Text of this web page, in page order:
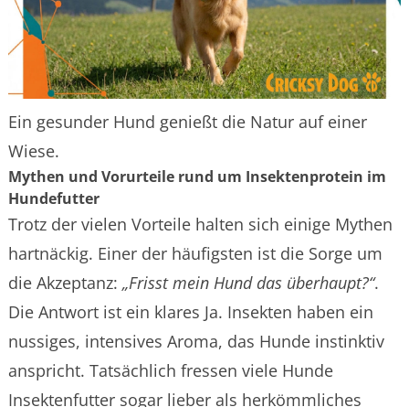
Ein gesunder Hund genießt die Natur auf einer
Wiese.
Mythen und Vorurteile rund um Insektenprotein im
Hundefutter
Trotz der vielen Vorteile halten sich einige Mythen
hartnäckig. Einer der häufigsten ist die Sorge um
die Akzeptanz: „Frisst mein Hund das überhaupt?“.
Die Antwort ist ein klares Ja. Insekten haben ein
nussiges, intensives Aroma, das Hunde instinktiv
anspricht. Tatsächlich fressen viele Hunde
Insektenfutter sogar lieber als herkömmliches